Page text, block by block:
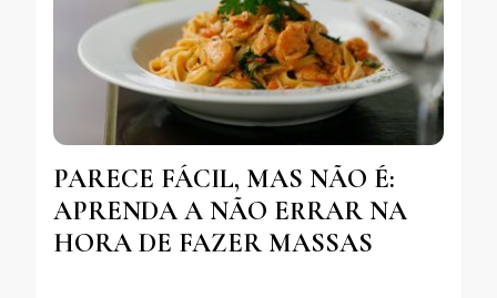
PARECE FÁCIL, MAS NÃO É:
APRENDA A NÃO ERRAR NA
HORA DE FAZER MASSAS